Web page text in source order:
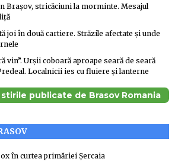
Brașov, stricăciuni la morminte. Mesajul
joi în două cartiere. Străzile afectate și unde
vin”. Urșii coboară aproape seară de seară
Localnicii ies cu fluiere și lanterne
publicate de Brasov Romania
în curtea primăriei Șercaia